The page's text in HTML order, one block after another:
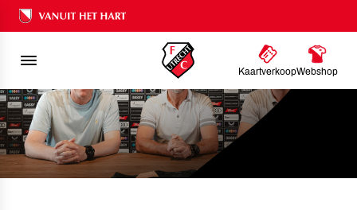
Ons nalatenschap
KaartverkoopWebshop